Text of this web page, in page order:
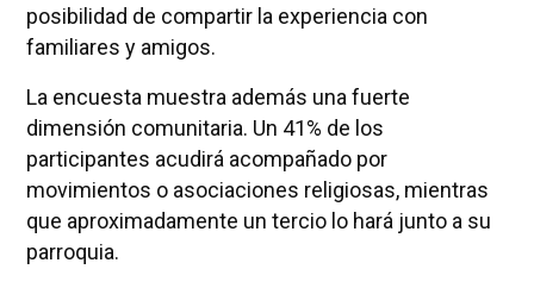
posibilidad de compartir la experiencia con
familiares y amigos.
La encuesta muestra además una fuerte
dimensión comunitaria. Un 41% de los
participantes acudirá acompañado por
movimientos o asociaciones religiosas, mientras
que aproximadamente un tercio lo hará junto a su
parroquia.